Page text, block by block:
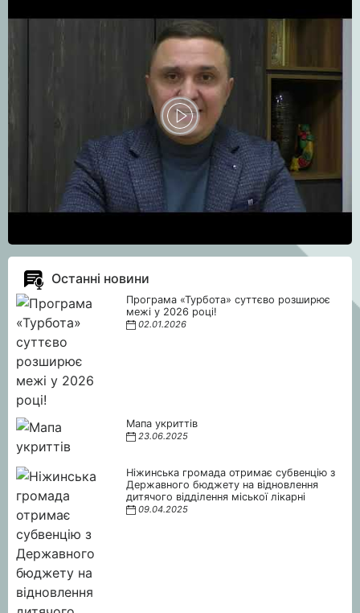
Останні новини
Програма «Турбота» суттєво розширює
межі у 2026 році!
02.01.2026
Мапа укриттів
23.06.2025
Ніжинська громада отримає субвенцію з
Державного бюджету на відновлення
дитячого відділення міської лікарні
09.04.2025